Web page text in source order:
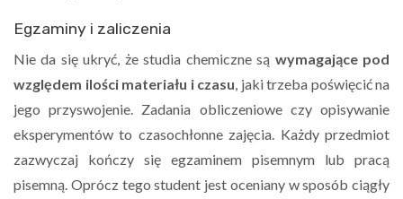
Egzaminy i zaliczenia
Nie da się ukryć, że studia chemiczne są wymagające pod
względem ilości materiału i czasu , jaki trzeba poświęcić na
jego przyswojenie. Zadania obliczeniowe czy opisywanie
eksperymentów to czasochłonne zajęcia. Każdy przedmiot
zazwyczaj kończy się egzaminem pisemnym lub pracą
pisemną. Oprócz tego student jest oceniany w sposób ciągły